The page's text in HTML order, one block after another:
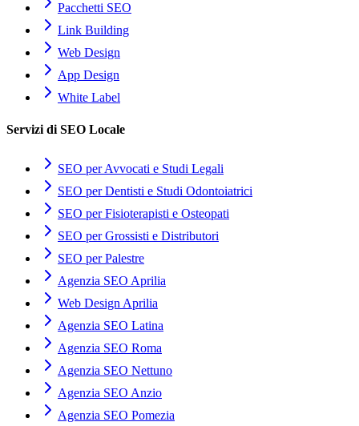
Pacchetti SEO
Link Building
Web Design
App Design
White Label
Servizi di SEO Locale
SEO per Avvocati e Studi Legali
SEO per Dentisti e Studi Odontoiatrici
SEO per Fisioterapisti e Osteopati
SEO per Grossisti e Distributori
SEO per Palestre
Agenzia SEO Aprilia
Web Design Aprilia
Agenzia SEO Latina
Agenzia SEO Roma
Agenzia SEO Nettuno
Agenzia SEO Anzio
Agenzia SEO Pomezia